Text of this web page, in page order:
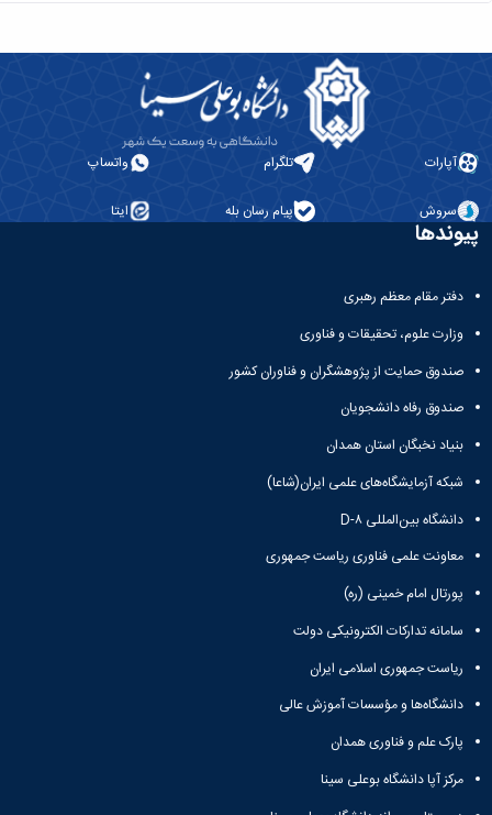
آپارات تلگرام واتساپ
سروش پیام رسان بله ایتا
پیوندها
دفتر مقام معظم رهبری
وزارت علوم، تحقیقات و فناوری
صندوق حمایت از پژوهشگران و فناوران کشور
صندوق رفاه دانشجویان
بنیاد نخبگان استان همدان
شبکه آزمایشگاه‌های علمی ایران(شاعا)
دانشگاه بین‌المللی D-۸
معاونت علمی فناوری ریاست جمهوری
پورتال امام خمینی (ره)
سامانه تدارکات الکترونیکی دولت
ریاست جمهوری اسلامی ایران
دانشگاه‌ها و مؤسسات آموزش عالی
پارک علم و فناوری همدان
مرکز آپا دانشگاه بوعلی سینا